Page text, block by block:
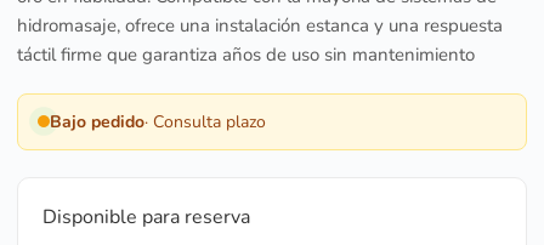
hidromasaje, ofrece una instalación estanca y una respuesta
táctil firme que garantiza años de uso sin mantenimiento
Bajo pedido· Consulta plazo
Disponible para reserva